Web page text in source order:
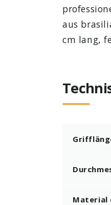
aus
cm lang,
Material